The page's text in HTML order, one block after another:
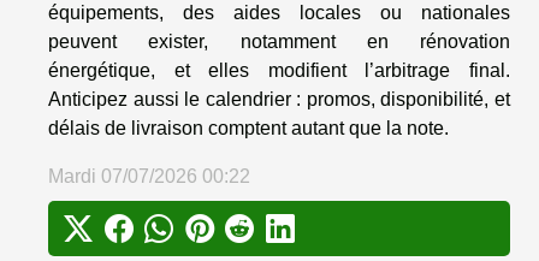
équipements, des aides locales ou nationales
peuvent exister, notamment en rénovation
énergétique, et elles modifient l’arbitrage final.
Anticipez aussi le calendrier : promos, disponibilité, et
délais de livraison comptent autant que la note.
Mardi 07/07/2026 00:22